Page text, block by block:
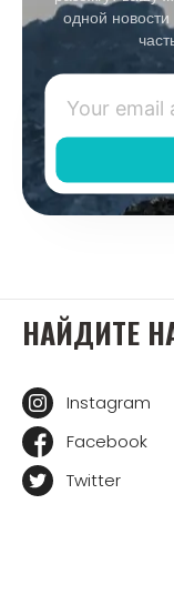
одной
НАЙДИТЕ
Instagram
Facebook
Twitter